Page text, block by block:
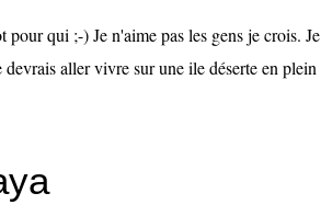
qui ;-) Je n'aime pas les gens je crois. Je
aller vivre sur une ile déserte en plein